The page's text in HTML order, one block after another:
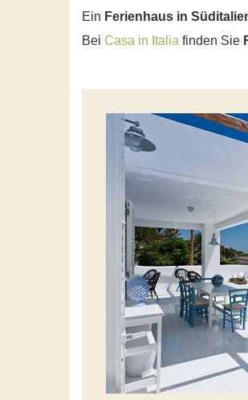
Ein Ferienhaus in
Bei Casa in Italia finden Sie